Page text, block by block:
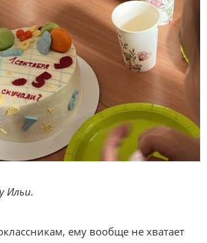
Ильи.
ему вообще не хватает